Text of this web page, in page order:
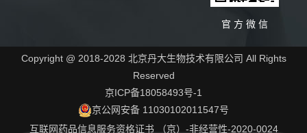
官 方 微 信
Copyright @ 2018-2028 北京丹大生物技术有限公司 All Rights
Reserved
京ICP备18058493号-1
京公网安备 11030102011547号
互联网药品信息服务资格证书 （京）-非经营性-2020-0024